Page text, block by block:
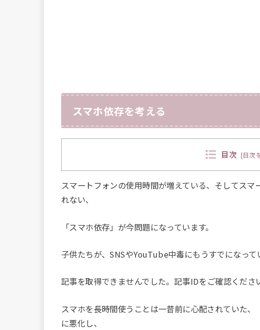
スマホ依存を考える
目次 [目次
スマートフォンの使用時間が増えている、そしてス
れない、
「スマホ依存」が今問題になっています。
子供たちが、SNSやYouTube中毒にもうすでになって
記事を取得できませんでした。記事IDをご確認くださ
スマホを長時間使うことは一昔前に心配されていた
に悪化し、